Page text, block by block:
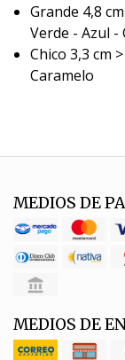
Grande 4,8
Verde - Azul
Chico 3,3 cm
Caramelo
MEDIOS DE
MEDIOS DE